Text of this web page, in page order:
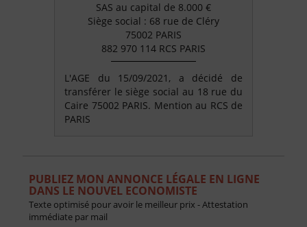
SAS au capital de 8.000 €
Siège social : 68 rue de Cléry
75002 PARIS
882 970 114 RCS PARIS
L'AGE du 15/09/2021, a décidé de
transférer le siège social au 18 rue du
Caire 75002 PARIS. Mention au RCS de
PARIS
PUBLIEZ MON ANNONCE LÉGALE EN LIGNE
DANS LE NOUVEL ECONOMISTE
Texte optimisé pour avoir le meilleur prix - Attestation
immédiate par mail